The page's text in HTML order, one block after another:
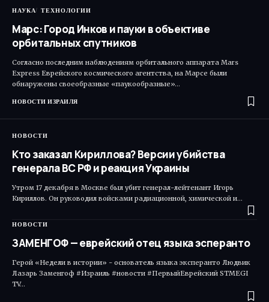
НАУКА ТЕХНОЛОГИИ
Марс: Город Инков и пауки в объективе
орбитальных спутников
Согласно последним наблюдениям орбитального аппарата Mars
Express Еврейского космического агентства, на Марсе были
обнаружены своеобразные «паукообразные»…
НОВОСТИ ИЗРАИЛЯ
НОВОСТИ
Кто заказал Кириллова? Версии убийства
генерала ВС РФ и реакция Украины
Утром 17 декабря в Москве был убит генерал-лейтенант Игорь
Кириллов. Он руководил войсками радиационной, химической и…
НОВОСТИ
ЗАМЕНГОФ — еврейский отец языка эсперанто
Герой «Недели в истории» - основатель языка эксперанто Людвик
Лазарь Заменгоф #Израиль #новости #ПервыйЕврейский STMEGI
TV…